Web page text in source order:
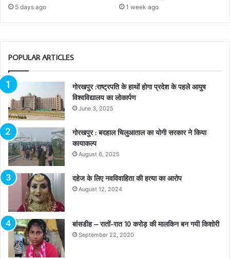
5 days ago 1 week ago
POPULAR ARTICLES
गोरखपुर :राष्ट्रपति के हाथों होगा प्रदेश के पहले आयुष
विश्वविद्यालय का लोकार्पण
June 3, 2025
गोरखपुर : बदहाल चिलुआताल का योगी सरकार ने किया
कायाकल्प
August 6, 2025
दहेज के लिए नवविवाहिता की हत्या का आरोप
August 12, 2024
बांसडीह – रातों-रात 10 करोड़ की मालकिन बन गयी किशोरी
September 22, 2020